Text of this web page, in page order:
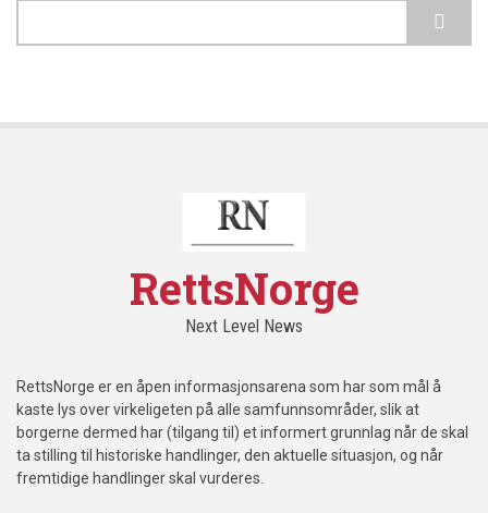
RettsNorge
Next Level News
RettsNorge er en åpen informasjonsarena som har som mål å
kaste lys over virkeligeten på alle samfunnsområder, slik at
borgerne dermed har (tilgang til) et informert grunnlag når de skal
ta stilling til historiske handlinger, den aktuelle situasjon, og når
fremtidige handlinger skal vurderes.